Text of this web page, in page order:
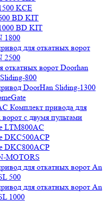
KCE
BD KIT
BD KIT
1800
для откатных ворот
2500
откатных ворот Doorhan
800
DoorHan Sliding-1300
Комплект привода для
с двумя пультами
LTM800AC
DKC500ACP
DKC800ACP
MOTORS
для откатных ворот An
500
для откатных ворот An
1000